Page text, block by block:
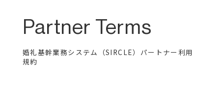
Partner Terms
婚礼基幹業務システム（SIRCLE）パートナー利用
規約